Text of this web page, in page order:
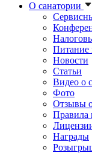
О санатории
Питание
Новости
Статьи
Видео о
Фото
Отзывы
Правила
Награды